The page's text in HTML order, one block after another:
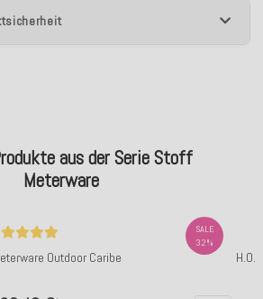
aus der Serie Stoff
Meterware
Outdoor Caribe
SALE
32%